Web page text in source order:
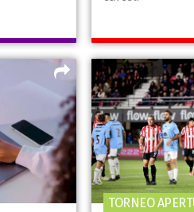
TORNEO